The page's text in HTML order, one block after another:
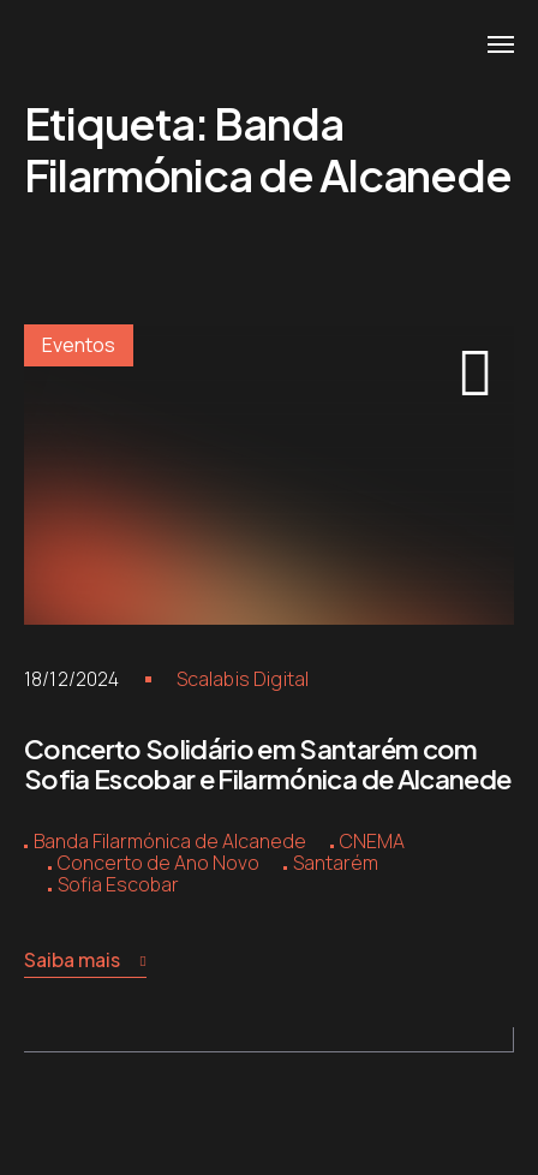
Etiqueta: Banda
Filarmónica de Alcanede
Eventos
18/12/2024 Scalabis Digital
Concerto Solidário em Santarém com
Sofia Escobar e Filarmónica de Alcanede
Banda Filarmónica de Alcanede
CNEMA
Concerto de Ano Novo
Santarém
Sofia Escobar
Saiba mais